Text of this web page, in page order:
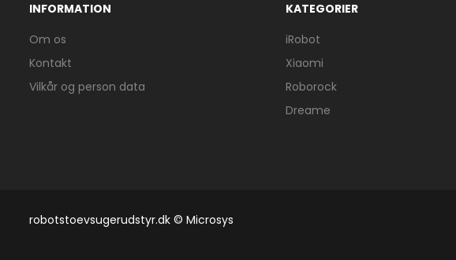
INFORMATION
Om os
Kontakt
Vilkår og person data
KATEGORIER
iRobot
Xiaomi
Roborock
Dreame
robotstoevsugerudstyr.dk © Microsys